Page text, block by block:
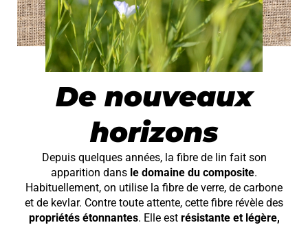
De nouveaux
horizons
Depuis quelques années, la fibre de lin fait son
apparition dans le domaine du composite.
Habituellement, on utilise la fibre de verre, de carbone
et de kevlar. Contre toute attente, cette fibre révèle des
propriétés étonnantes. Elle est résistante et légère,